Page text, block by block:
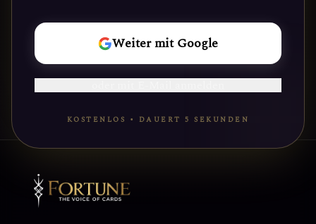
Weiter mit Google
KOSTENLOS • DAUERT 5 SEKUNDEN
REISE
BEGINNEN